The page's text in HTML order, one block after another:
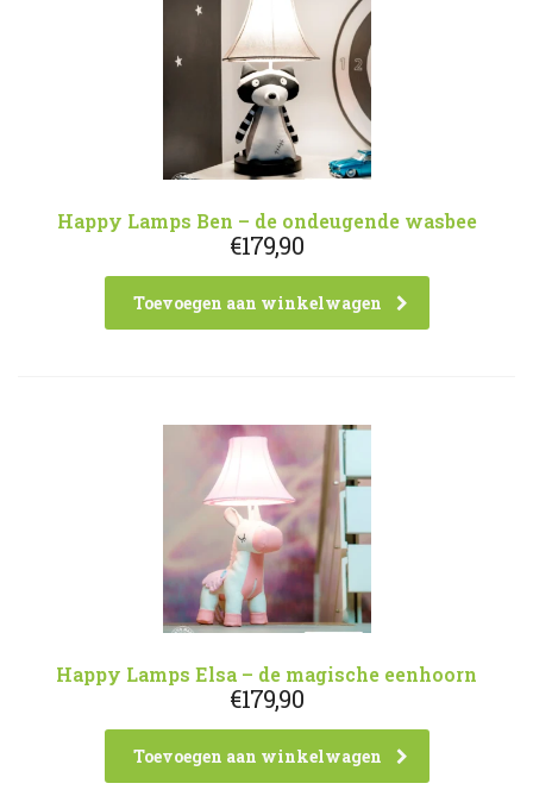
Happy Lamps Ben – de ondeugende wasbee
€179,90
Toevoegen aan winkelwagen
Happy Lamps Elsa – de magische eenhoorn
€179,90
Toevoegen aan winkelwagen